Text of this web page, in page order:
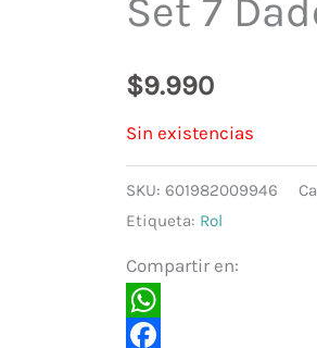
Set 7
$9.990
Sin existencias
SKU: 601982009946
Etiqueta: Rol
Compartir en:
WhatsApp